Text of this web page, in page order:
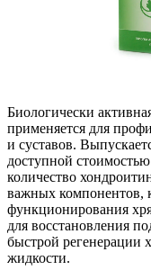
Биологически
применяется для
и суставов.
доступной
количество
важных компонентов,
функционирования
для восстановления
быстрой регенерации
жидкости.